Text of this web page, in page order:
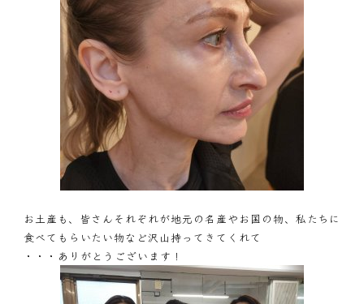
お土産も、皆さんそれぞれが地元の名産やお国の物、私たちに
食べてもらいたい物など沢山持ってきてくれて
・・・ありがとうございます！